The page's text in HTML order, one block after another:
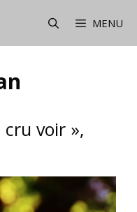
MENU
cru voir »,